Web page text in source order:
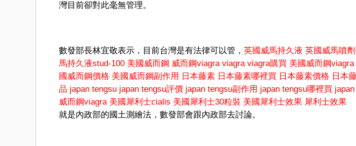
灣目前卻對此毫無管理。
數發部長林宜敬表示，目前台灣是有法律可以管， 英國威馬持久液 英國威馬噴劑
馬持久液stud-100 美國威而鋼 威而鋼viagra viagra viagra購買 美國威而鋼viagra
國威而鋼價格 美國威而鋼副作用 日本藤素 日本藤素哪裡買 日本藤素價格 日本
品 japan tengsu japan tengsu評價 japan tengsu副作用 japan tengsu哪裡買
威而鋼viagra 美國犀利士cialis 美國犀利士30粒裝 美國犀利士效果 犀利士效果
就是內政部的國土測繪法，數發部會跟內政部去討論。